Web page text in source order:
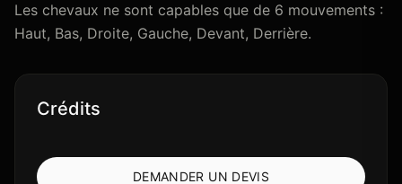
Les chevaux ne sont capables que de 6 mouvements :
Haut, Bas, Droite, Gauche, Devant, Derrière.
Crédits
DEMANDER UN DEVIS